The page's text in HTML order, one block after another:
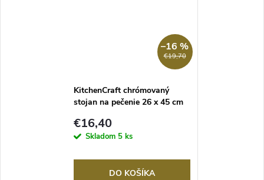
€19,70
–16 %
KitchenCraft chrómovaný
stojan na pečenie 26 x 45 cm
€16,40
Skladom 5 ks
DO KOŠÍKA